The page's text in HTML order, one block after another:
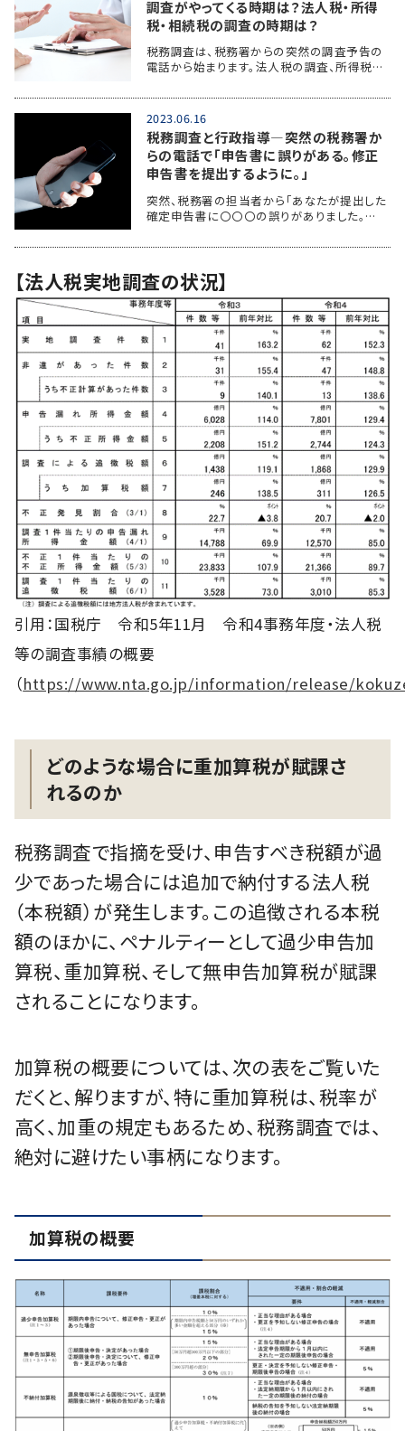
調査がやってくる時期は？法人税・所得
税・相続税の調査の時期は？
税務調査は、税務署からの突然の調査予告の
電話から始まります。法人税の調査、所得税…
2023.06.16
税務調査と行政指導―突然の税務署か
らの電話で「申告書に誤りがある。修正
申告書を提出するように。」
突然、税務署の担当者から「あなたが提出した
確定申告書に〇〇〇の誤りがありました。…
【法人税実地調査の状況】
引用：国税庁 令和5年11月 令和4事務年度・法人税
等の調査事績の概要
（https://www.nta.go.jp/information/release/
どのような場合に重加算税が賦課さ
れるのか
税務調査で指摘を受け、申告すべき税額が過
少であった場合には追加で納付する法人税
（本税額）が発生します。この追徴される本税
額のほかに、ペナルティーとして過少申告加
算税、重加算税、そして無申告加算税が賦課
されることになります。
加算税の概要については、次の表をご覧いた
だくと、解りますが、特に重加算税は、税率が
高く、加重の規定もあるため、税務調査では、
絶対に避けたい事柄になります。
加算税の概要